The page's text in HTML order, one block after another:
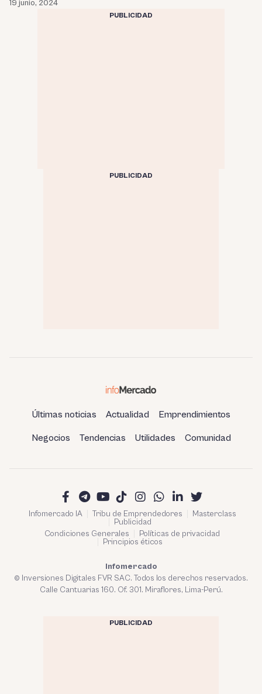
19 junio, 2024
PUBLICIDAD
PUBLICIDAD
Últimas noticias Actualidad Emprendimientos
Negocios Tendencias Utilidades Comunidad
Infomercado IA Tribu de Emprendedores
Masterclass
Publicidad
Condiciones Generales
Políticas de privacidad
Principios éticos
Infomercado
© Inversiones Digitales FVR SAC. Todos los derechos reservados.
Calle Cantuarias 160. Of. 301. Miraflores, Lima-Perú.
PUBLICIDAD